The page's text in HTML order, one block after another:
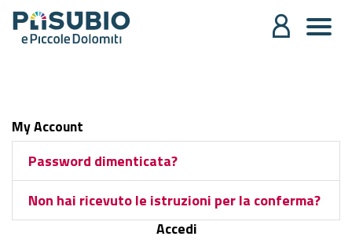
My Account
Password dimenticata?
Non hai ricevuto le istruzioni per la conferma?
Accedi